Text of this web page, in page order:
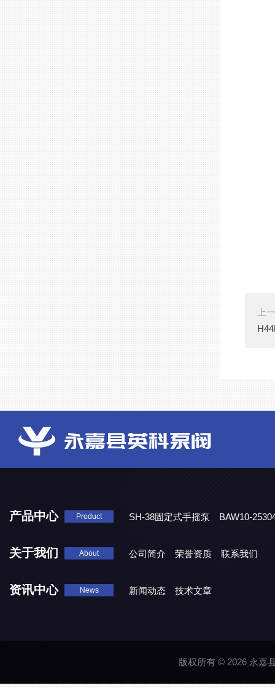
上
产品中心 Product SH-38固定式手摇泵
BAW10-
关于我们 About 公司简介 荣誉资质 联系我们
资讯中心 News 新闻动态 技术文章
版权所有 © 2026 永嘉